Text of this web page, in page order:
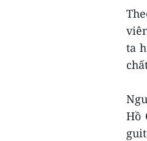
ta
Hồ